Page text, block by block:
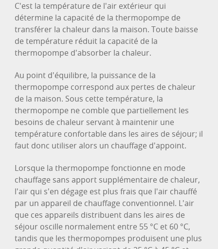
C'est la température de l'air extérieur qui
détermine la capacité de la thermopompe de
transférer la chaleur dans la maison. Toute baisse
de température réduit la capacité de la
thermopompe d'absorber la chaleur.
Au point d'équilibre, la puissance de la
thermopompe correspond aux pertes de chaleur
de la maison. Sous cette température, la
thermopompe ne comble que partiellement les
besoins de chaleur servant à maintenir une
température confortable dans les aires de séjour; il
faut donc utiliser alors un chauffage d'appoint.
Lorsque la thermopompe fonctionne en mode
chauffage sans apport supplémentaire de chaleur,
l'air qui s'en dégage est plus frais que l'air chauffé
par un appareil de chauffage conventionnel. L'air
que ces appareils distribuent dans les aires de
séjour oscille normalement entre 55 °C et 60 °C,
tandis que les thermopompes produisent une plus